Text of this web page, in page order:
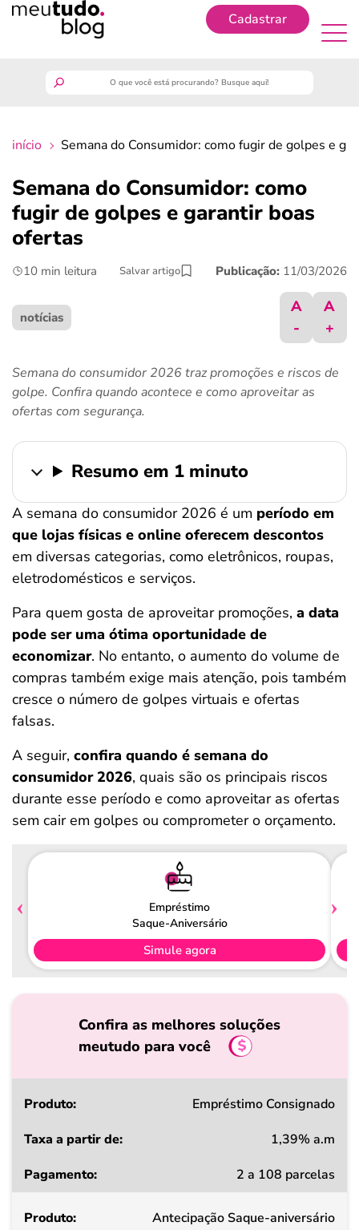
Cadastrar
finanças
benefícios
últimas notícias
ferramentas
início Semana do Consumidor: como fugir de golpes e
Semana do Consumidor: como
fugir de golpes e garantir boas
ofertas
10 min leitura Salvar artigo Publicação: 11/03/2026
notícias
A
-
A
+
Semana do consumidor 2026 traz promoções e riscos de
golpe. Confira quando acontece e como aproveitar as
ofertas com segurança.
Resumo em 1 minuto
A semana do consumidor 2026 é um período em
que lojas físicas e online oferecem descontos
em diversas categorias, como eletrônicos, roupas,
eletrodomésticos e serviços.
Para quem gosta de aproveitar promoções, a data
pode ser uma ótima oportunidade de
economizar. No entanto, o aumento do volume de
compras também exige mais atenção, pois também
cresce o número de golpes virtuais e ofertas
falsas.
A seguir, confira quando é semana do
consumidor 2026, quais são os principais riscos
durante esse período e como aproveitar as ofertas
sem cair em golpes ou comprometer o orçamento.
Empréstimo
Saque-Aniversário
Simule agora
Confira as melhores soluções
meutudo para você
Produto
a
de
Empréstimo Consignado
1,39% a.m
2 a 108 parcelas
Antecipação Saque-aniversário